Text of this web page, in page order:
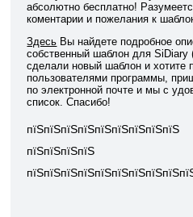
абсолютно бесплатно!
коментарии и пожелания к
Здесь Вы найдете подробное
собственный шаблон для
сделали новый шаблон и хотите
пользователями программы,
по электронной почте и мы с
список. Спасибо!
пїЅпїЅпїЅпїЅпїЅпїЅпїЅпїЅпїЅ
пїЅпїЅпїЅпїЅ